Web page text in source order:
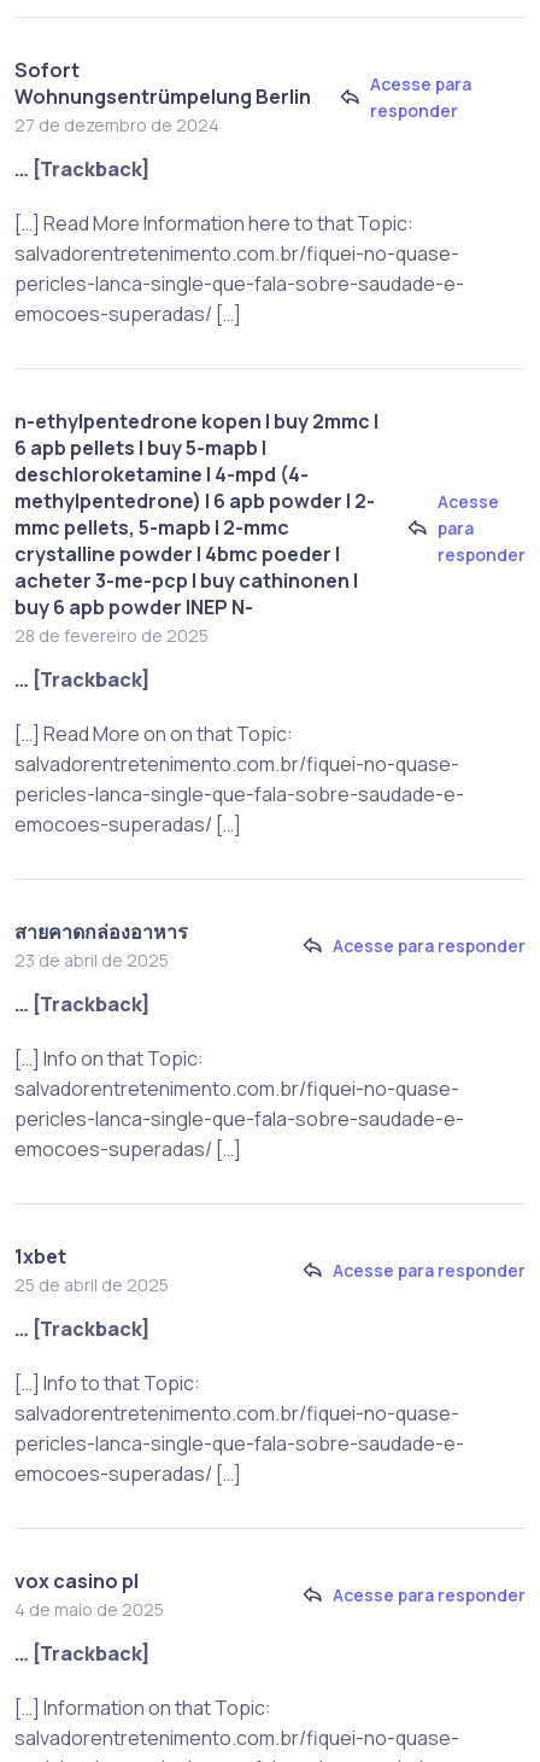
Sofort
Wohnungsentrümpelung Berlin
27 de dezembro de 2024
Acesse para
responder
… [Trackback]
[…] Read More Information here to that Topic:
salvadorentretenimento.com.br/fiquei-no-quase-
pericles-lanca-single-que-fala-sobre-saudade-e-
emocoes-superadas/ […]
n-ethylpentedrone kopen | buy 2mmc |
6 apb pellets | buy 5-mapb |
deschloroketamine | 4-mpd (4-
methylpentedrone) | 6 apb powder | 2-
mmc pellets, 5-mapb | 2-mmc
crystalline powder | 4bmc poeder |
acheter 3-me-pcp | buy cathinonen |
buy 6 apb powder |NEP N-
28 de fevereiro de 2025
Acesse
para
responder
… [Trackback]
[…] Read More on on that Topic:
salvadorentretenimento.com.br/fiquei-no-quase-
pericles-lanca-single-que-fala-sobre-saudade-e-
emocoes-superadas/ […]
สายคาดกล่องอาหาร
23 de abril de 2025
Acesse para responder
… [Trackback]
[…] Info on that Topic:
salvadorentretenimento.com.br/fiquei-no-quase-
pericles-lanca-single-que-fala-sobre-saudade-e-
emocoes-superadas/ […]
1xbet
25 de abril de 2025
Acesse para responder
… [Trackback]
[…] Info to that Topic:
salvadorentretenimento.com.br/fiquei-no-quase-
pericles-lanca-single-que-fala-sobre-saudade-e-
emocoes-superadas/ […]
vox casino pl
4 de maio de 2025
Acesse para responder
… [Trackback]
[…] Information on that Topic:
salvadorentretenimento.com.br/fiquei-no-quase-